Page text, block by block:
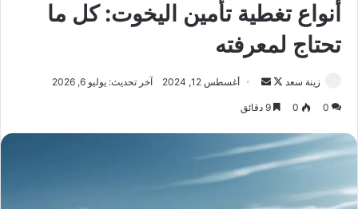
أنواع تغطية تأمين اليخوت: كل ما
تحتاج لمعرفته
زينة سعد
ت
ا
أغسطس 12, 2024 آخر تحديث: يوليو 6, 2026
0
0